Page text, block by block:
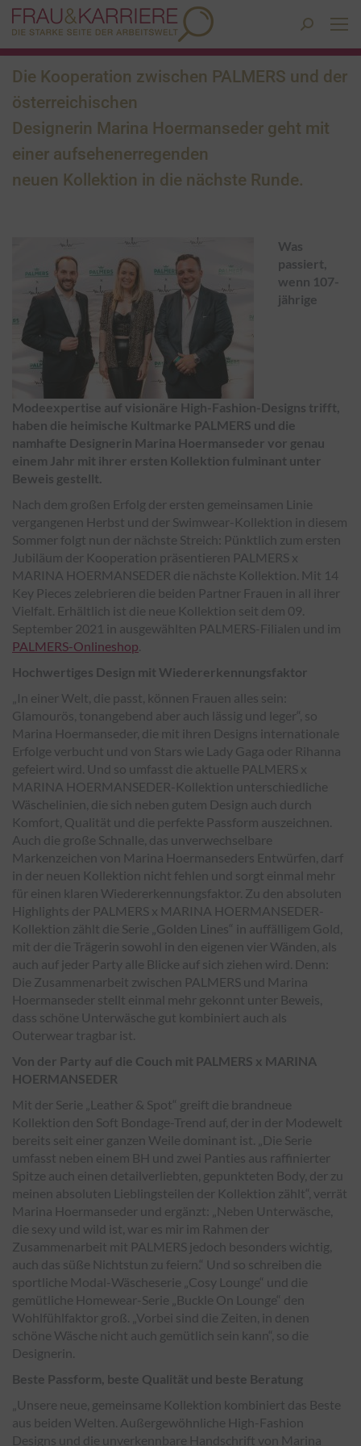
Search:
Die Kooperation zwischen PALMERS und der
österreichischen
Designerin Marina Hoermanseder geht mit
einer aufsehenerregenden
neuen Kollektion in die nächste Runde.
Was
passiert,
wenn 107-
jährige
Modeexpertise auf visionäre High-Fashion-Designs trifft,
haben die heimische Kultmarke PALMERS und die
namhafte Designerin Marina Hoermanseder vor genau
einem Jahr mit ihrer ersten Kollektion fulminant unter
Beweis gestellt.
Nach dem großen Erfolg der ersten gemeinsamen Linie
vergangenen Herbst und der Swimwear-Kollektion in diesem
Sommer folgt nun der nächste Streich: Pünktlich zum ersten
Jubiläum der Kooperation präsentieren PALMERS x
MARINA HOERMANSEDER die nächste Kollektion. Mit 14
Key Pieces zelebrieren die beiden Partner Frauen in all ihrer
Vielfalt. Erhältlich ist die neue Kollektion seit dem 09.
September 2021 in ausgewählten PALMERS-Filialen und im
PALMERS-Onlineshop.
Hochwertiges Design mit Wiedererkennungsfaktor
„In einer Welt, die passt, können Frauen alles sein:
Glamourös, tonangebend aber auch lässig und leger“ , so
Marina Hoermanseder, die mit ihren Designs internationale
Erfolge verbucht und von Stars wie Lady Gaga oder Rihanna
gefeiert wird. Und so umfasst die aktuelle PALMERS x
MARINA HOERMANSEDER-Kollektion unterschiedliche
Wäschelinien, die sich neben gutem Design auch durch
Komfort, Qualität und die perfekte Passform auszeichnen.
Auch die große Schnalle, das unverwechselbare
Markenzeichen von Marina Hoermanseders Entwürfen, darf
in der neuen Kollektion nicht fehlen und sorgt einmal mehr
für einen klaren Wiedererkennungsfaktor. Zu den absoluten
Highlights der PALMERS x MARINA HOERMANSEDER-
Kollektion zählt die Serie „Golden Lines“ in auffälligem Gold,
mit der die Trägerin sowohl in den eigenen vier Wänden, als
auch auf jeder Party alle Blicke auf sich ziehen wird. Denn:
Die Zusammenarbeit zwischen PALMERS und Marina
Hoermanseder stellt einmal mehr gekonnt unter Beweis,
dass schöne Unterwäsche gut kombiniert auch als
Outerwear tragbar ist.
Von der Party auf die Couch mit PALMERS x MARINA
HOERMANSEDER
Mit der Serie „Leather & Spot“ greift die brandneue
Kollektion den Soft Bondage-Trend auf, der in der Modewelt
bereits seit einer ganzen Weile dominant ist. „Die Serie
umfasst neben einem BH und zwei Panties aus raffinierter
Spitze auch einen detailverliebten, gepunkteten Body, der zu
meinen absoluten Lieblingsteilen der Kollektion zählt“, verrät
Marina Hoermanseder und ergänzt: „Neben Unterwäsche,
die sexy und wild ist, war es mir im Rahmen der
Zusammenarbeit mit PALMERS jedoch besonders wichtig,
auch das süße Nichtstun zu feiern.“ Und so schreiben die
sportliche Modal-Wäscheserie „Cosy Lounge“ und die
gemütliche Homewear-Serie „Buckle On Lounge“ den
Wohlfühlfaktor groß. „Vorbei sind die Zeiten, in denen
schöne Wäsche nicht auch gemütlich sein kann“, so die
Designerin.
Beste Passform, beste Qualität und beste Beratung
„Unsere neue, gemeinsame Kollektion kombiniert das Beste
aus beiden Welten. Außergewöhnliche High-Fashion
Designs und die unverkennbare Handschrift von Marina